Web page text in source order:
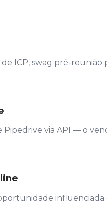
ICP, swag pré-
via API — o